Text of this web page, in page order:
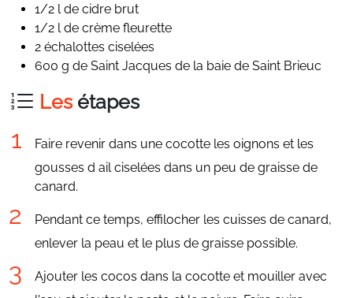
1/2 l de cidre brut
1/2 l de crème fleurette
2 échalottes ciselées
600 g de Saint Jacques de la baie de Saint Brieuc
Lesétapes
Faire revenir dans une cocotte les oignons et les
gousses d ail ciselées dans un peu de graisse de
canard.
Pendant ce temps, effilocher les cuisses de canard,
enlever la peau et le plus de graisse possible.
Ajouter les cocos dans la cocotte et mouiller avec